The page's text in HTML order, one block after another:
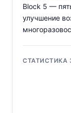
Block 5 —
улучшение
СТАТИСТИКА